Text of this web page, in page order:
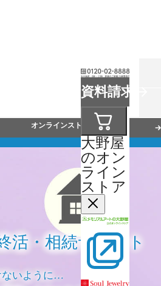
資料請求
大野屋
のオン
ライン
ストア
オンラインストア
活・相続サポート
ないように…